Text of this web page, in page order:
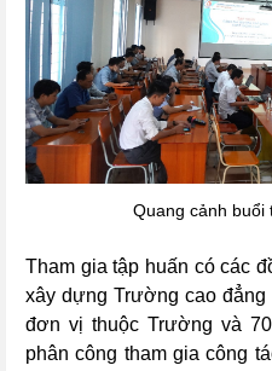
Quang cảnh buổi
Tham gia tập huấn có các
xây dựng Trường cao
đơn vị thuộc Trường và
phân công tham gia công